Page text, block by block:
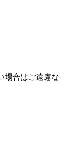
場合はご遠慮な